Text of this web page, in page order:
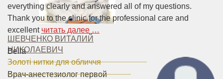
ШЕВЧЕНКО ВИТАЛИЙ
НИКОЛАЕВИЧ
Врач-анестезиолог первой
everything clearly and answered all of my questions.
Thank you to the clinic for the professional care and
excellent читать далее …
Bella
Золоті нитки для обличчя